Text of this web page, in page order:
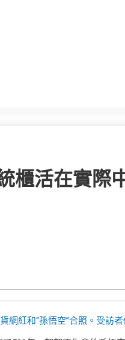
櫃活在實際
網紅和“孫悟空”合照。受訪者